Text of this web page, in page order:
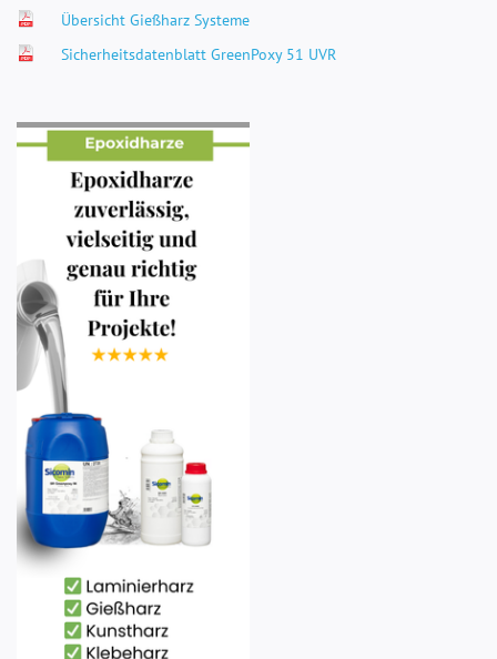
Übersicht Gießharz Systeme
Sicherheitsdatenblatt GreenPoxy 51 UVR